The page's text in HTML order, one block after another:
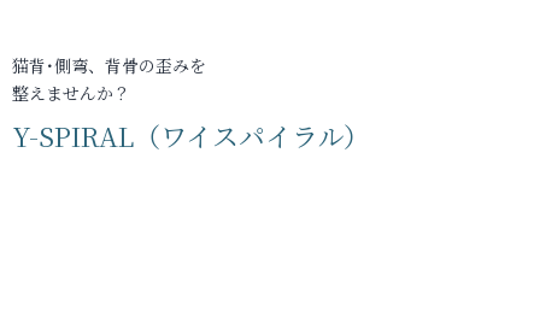
猫背･側弯、背骨の歪みを
整えませんか？
Y-SPIRAL（ワイスパイラル）